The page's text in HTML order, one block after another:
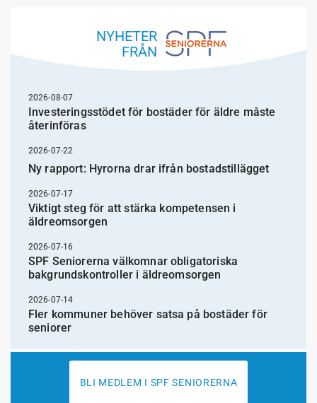
NYHETER
FRÅN
2026-08-07
Investeringsstödet för bostäder för äldre måste
återinföras
2026-07-22
Ny rapport: Hyrorna drar ifrån bostadstillägget
2026-07-17
Viktigt steg för att stärka kompetensen i
äldreomsorgen
2026-07-16
SPF Seniorerna välkomnar obligatoriska
bakgrundskontroller i äldreomsorgen
2026-07-14
Fler kommuner behöver satsa på bostäder för
seniorer
BLI MEDLEM I SPF SENIORERNA